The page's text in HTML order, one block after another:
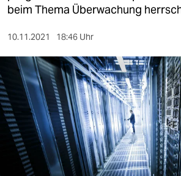
sport
berlin
nord
wahrheit
beim Thema Überwachung
10.11.2021 18:46 Uhr